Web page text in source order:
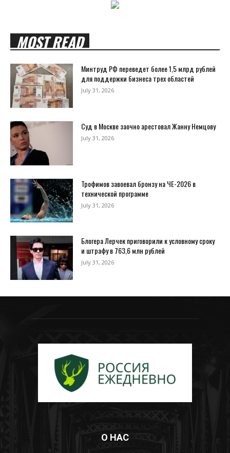
MOST READ
Минтруд РФ переведет более 1,5 млрд рублей
для поддержки бизнеса трех областей
July 31, 2026
Суд в Москве заочно арестовал Жанну Немцову
July 31, 2026
Трофимов завоевал бронзу на ЧЕ-2026 в
технической программе
July 31, 2026
Блогера Лерчек приговорили к условному сроку
и штрафу в 763,6 млн рублей
July 31, 2026
О НАС